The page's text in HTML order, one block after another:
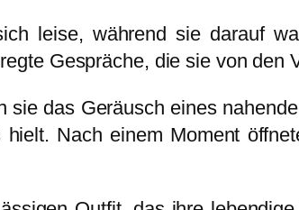
leise, während sie darauf
Gespräche, die sie von den
sie das Geräusch eines
hielt. Nach einem Moment